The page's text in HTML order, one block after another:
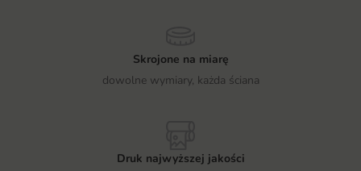
Skrojone na miarę
dowolne wymiary, każda ściana
Druk najwyższej jakości